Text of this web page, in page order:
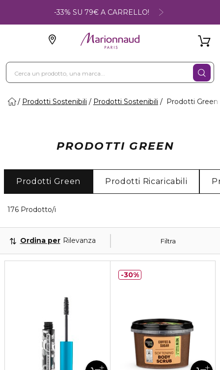
-33% SU 79€ A CARRELLO!
Prodotti Sostenibili Prodotti Sostenibili Prodotti Green
PRODOTTI GREEN
Prodotti Green Prodotti Ricaricabili
176 Prodotto/i
Filtra
Ordina per Rilevanza
30%